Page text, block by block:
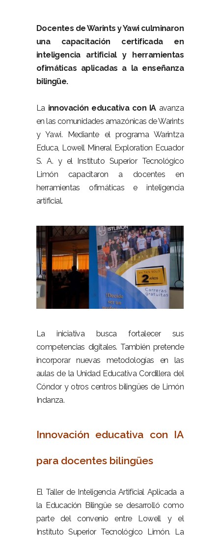
Docentes de Warints y Yawi culminaron
una capacitación certificada en
inteligencia artificial y herramientas
ofimáticas aplicadas a la enseñanza
bilingüe.
La innovación educativa con IAavanza
en las comunidades amazónicas de Warints
y Yawi. Mediante el programa Warintza
Educa, Lowell Mineral Exploration Ecuador
S. A. y el Instituto Superior Tecnológico
Limón capacitaron a docentes en
herramientas ofimáticas e inteligencia
artificial.
La iniciativa busca fortalecer sus
competencias digitales. También pretende
incorporar nuevas metodologías en las
aulas de la Unidad Educativa Cordillera del
Cóndor y otros centros bilingües de Limón
Indanza.
Innovación educativa con IA
para docentes bilingües
El Taller de Inteligencia Artificial Aplicada a
la Educación Bilingüe se desarrolló como
parte del convenio entre Lowell y el
Instituto Superior Tecnológico Limón. La